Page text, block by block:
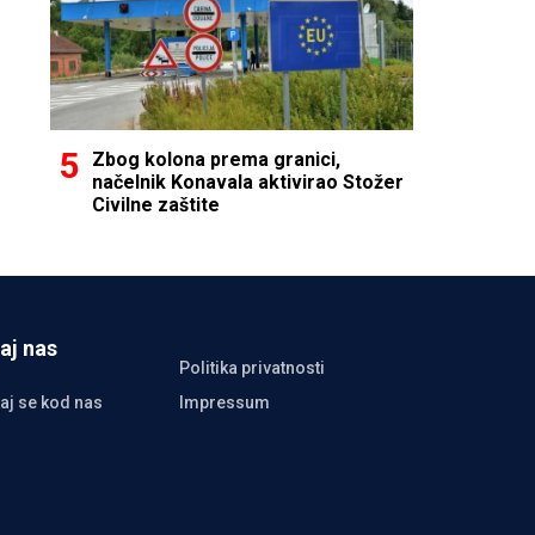
Zbog kolona prema granici,
načelnik Konavala aktivirao Stožer
Civilne zaštite
nas
Politika privatnosti
se kod nas
Impressum